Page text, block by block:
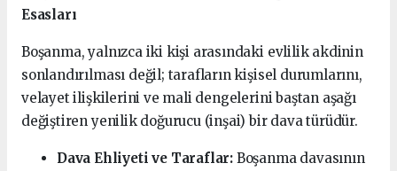
Esasları
Boşanma, yalnızca iki kişi arasındaki evlilik akdinin
sonlandırılması değil; tarafların kişisel durumlarını,
velayet ilişkilerini ve mali dengelerini baştan aşağı
değiştiren yenilik doğurucu (inşai) bir dava türüdür.
Dava Ehliyeti ve Taraflar: Boşanma davasının